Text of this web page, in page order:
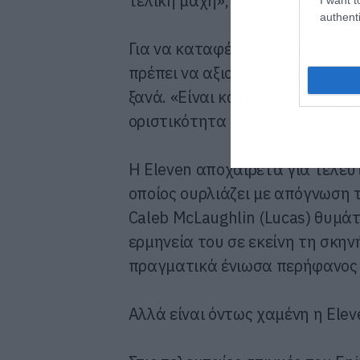
Για να καταφέρει να
πρέπει να αξιοποιήσει μια
ξανά. «Είναι κάτι πολύ
οριστικότητα σε αυτό», εξηγεί
Η Eleven αποχαιρετά για
οποίος ουρλιάζει με απόγνωση
Caleb McLaughlin (Lucas)
ερμηνεία του σε εκείνη τη
πραγματικά ένιωσα περήφανος
Αλλά είναι όντως χαμένη η